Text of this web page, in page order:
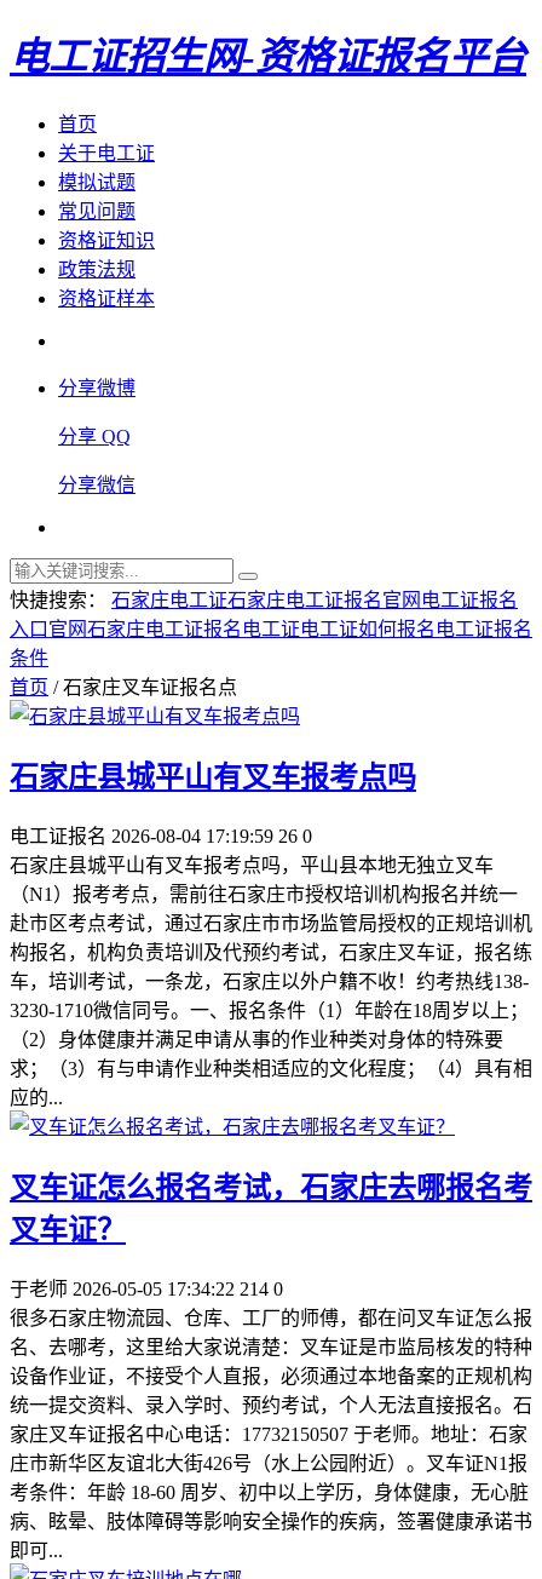
电工证招生网-资格证报名平台
首页
关于电工证
模拟试题
常见问题
资格证知识
政策法规
资格证样本
分享微博
分享 QQ
分享微信
快捷搜索： 石家庄电工证石家庄电工证报名官网 电工证报名
入口官网石家庄电工证报名 电工证电工证如何报名 电工证报名
条件
首页 / 石家庄叉车证报名点
石家庄县城平山有叉车报考点吗
电工证报名 2026-08-04 17:19:59 26 0
石家庄县城平山有叉车报考点吗，平山县‌本地无独立叉车
（N1）报考考点‌，需前往‌石家庄市授权培训机构报名并统一
赴市区考点考试‌，通过‌石家庄市市场监管局授权的正规培训机
构‌报名，机构负责培训及代预约考试，石家庄叉车证，报名练
车，培训考试，一条龙，石家庄以外户籍不收！约考热线138-
3230-1710微信同号。一、报名条件（1）年龄在18周岁以上；
（2）身体健康并满足申请从事的作业种类对身体的特殊要
求；（3）有与申请作业种类相适应的文化程度；（4）具有相
应的...
叉车证怎么报名考试，石家庄去哪报名考
叉车证？
于老师 2026-05-05 17:34:22 214 0
很多石家庄物流园、仓库、工厂的师傅，都在问叉车证怎么报
名、去哪考，这里给大家说清楚：叉车证是市监局核发的特种
设备作业证，不接受个人直报，必须通过本地备案的正规机构
统一提交资料、录入学时、预约考试，个人无法直接报名。石
家庄叉车证报名中心电话：17732150507 于老师。地址：石家
庄市新华区友谊北大街426号（水上公园附近）。叉车证N1报
考条件：年龄 18-60 周岁、初中以上学历，身体健康，无心脏
病、眩晕、肢体障碍等影响安全操作的疾病，签署健康承诺书
即可...